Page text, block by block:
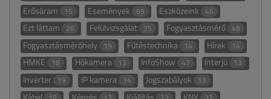
Erősáram 15 Események 69 Eszközeink 46
Ezt láttam 26 Felülvizsgálat 35 Fogyasztásmérő 48
Fogyasztásmérőhely 19 Fűtéstechnika 14 Hírek 14
HMKE 18 Hőkamera 13 InfoShow 47 Interjú 13
Inverter 19 IP kamera 14 Jogszabályok 53
Kábel Képzés Kiállítás KNX